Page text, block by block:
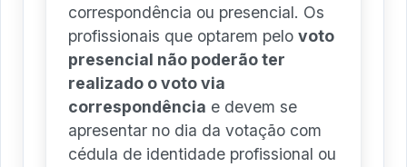
correspondência ou presencial. Os
profissionais que optarem pelo voto
presencial não poderão ter
realizado o voto via
correspondência e devem se
apresentar no dia da votação com
cédula de identidade profissional ou